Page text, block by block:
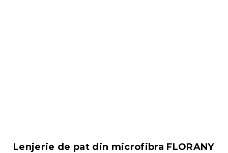
Lenjerie de pat din microfibra FLORANY